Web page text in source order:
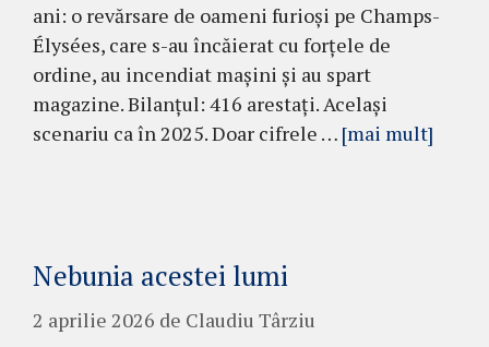
ani: o revărsare de oameni furioși pe Champs-
Élysées, care s-au încăierat cu forțele de
ordine, au incendiat mașini și au spart
magazine. Bilanțul: 416 arestați. Același
scenariu ca în 2025. Doar cifrele … [mai mult]
Nebunia acestei lumi
2 aprilie 2026 de Claudiu Târziu